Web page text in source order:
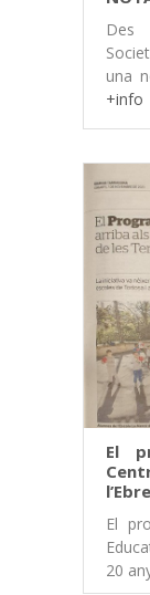
Des
una
+info
El
El
20